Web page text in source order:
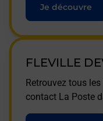
Je découvre
FLEVILLE
Retrouvez tous
contact La Poste